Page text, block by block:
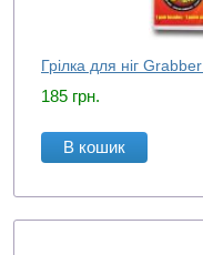
Грілка для ніг
185 грн.
В кошик